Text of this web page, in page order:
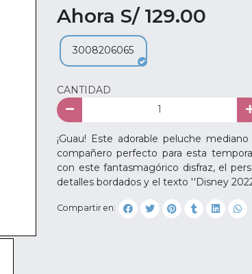
Ahora S/ 129.00
3008206065
CANTIDAD
¡Guau! Este adorable peluche
compañero perfecto para esta
con este fantasmagórico disfraz, el
detalles bordados y el texto ''Disney
Compartir en: